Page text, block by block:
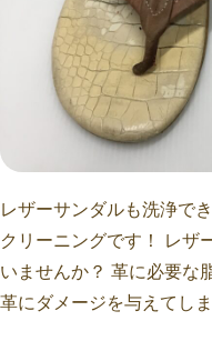
レザーサンダルも洗浄で
クリーニングです！ レザ
いませんか？ 革に必要な
革にダメージを与えてし